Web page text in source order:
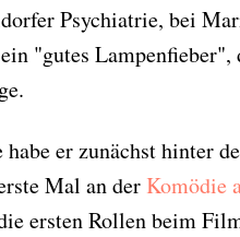
Psychiatrie, bei
"gutes Lampenfieber",
habe er zunächst hinter
Mal an der Komödie
ersten Rollen beim